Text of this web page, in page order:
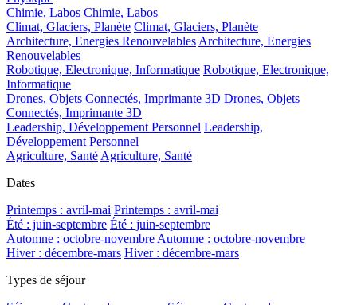
Chimie, Labos Chimie, Labos
Climat, Glaciers, Planète Climat, Glaciers, Planète
Architecture, Energies Renouvelables Architecture, Energies
Renouvelables
Robotique, Electronique, Informatique Robotique, Electronique,
Informatique
Drones, Objets Connectés, Imprimante 3D Drones, Objets
Connectés, Imprimante 3D
Leadership, Développement Personnel Leadership,
Développement Personnel
Agriculture, Santé Agriculture, Santé
Dates
Printemps : avril-mai Printemps : avril-mai
Été : juin-septembre Été : juin-septembre
Automne : octobre-novembre Automne : octobre-novembre
Hiver : décembre-mars Hiver : décembre-mars
Types de séjour